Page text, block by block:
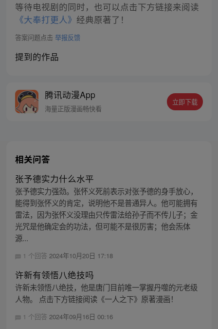
等待电视剧的同时，也可以点击下方链接来阅读
《大奉打更人》 经典原著了！
答案问题点击 举报反馈
提到的作品
腾讯动漫App
海量正版漫画畅快看
立即下载
相关问答
张予德实力什么水平
张予德实力强劲。张怀义死前表示对张予德的身手放心，
能得到张怀义的肯定，说明他不是普通异人。他可能拥有
雷法，因为张怀义没理由只传雷法给孙子而不传儿子；金
光咒是他确定会的功法，但可能不是很厉害；他会炁体
源...
1 个回答 2024年10月20日 17:18
许新有领悟八绝技吗
许新未领悟八绝技，他是唐门目前唯一掌握丹噬的元老级
人物。 点击下方链接阅读《一人之下》原著漫画！
1 个回答 2024年09月16日 00:16